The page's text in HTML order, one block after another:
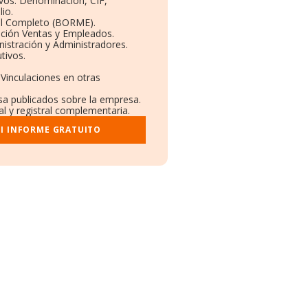
(BORME).
Ventas y Empleados.
y Administradores.
en otras
publicados sobre la empresa.
y registral complementaria.
INFORME GRATUITO